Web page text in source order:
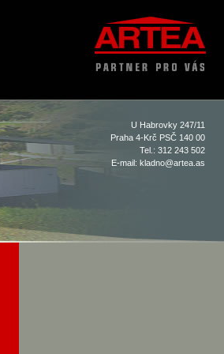
U Habrovky 247/11
Praha 4-Krč PSČ 140 00
Tel.: 312 243 502
E-mail: kladno@artea.as